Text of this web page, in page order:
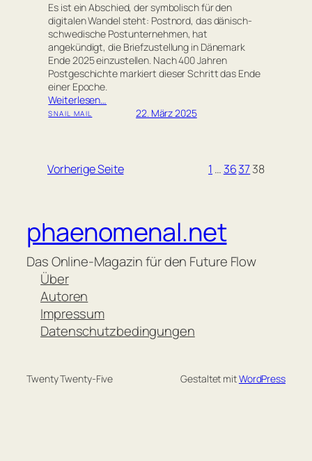
Es ist ein Abschied, der symbolisch für den
digitalen Wandel steht: Postnord, das dänisch-
schwedische Postunternehmen, hat
angekündigt, die Briefzustellung in Dänemark
Ende 2025 einzustellen. Nach 400 Jahren
Postgeschichte markiert dieser Schritt das Ende
einer Epoche.
Weiterlesen…
SNAIL MAIL 22. März 2025
Vorherige Seite 1 … 363738
phaenomenal.net
Das Online-Magazin für den Future Flow
Über
Autoren
Impressum
Datenschutzbedingungen
Twenty Twenty-Five Gestaltet mitWordPress